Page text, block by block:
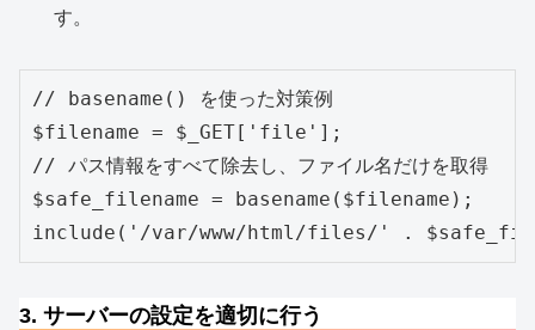
す。
// basename() を使った対策例
$filename = $_GET['file'];
// パス情報をすべて除去し、ファイル名だけを取得
$safe_filename = basename($filename);
3. サーバーの設定を適切に行う